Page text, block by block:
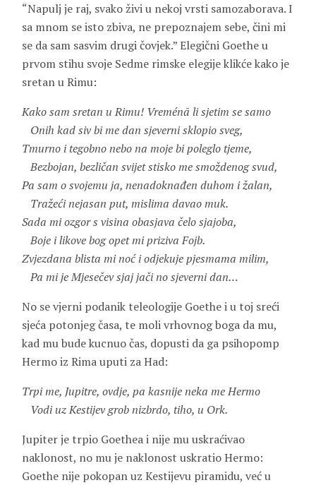
“Napulj je raj, svako živi u nekoj vrsti samozaborava. I
sa mnom se isto zbiva, ne prepoznajem sebe, čini mi
se da sam sasvim drugi čovjek.” Elegični Goethe u
prvom stihu svoje Sedme rimske elegije klikće kako je
sretan u Rimu:
Kako sam sretan u Rimu! Vreménā li sjetim se samo
Onih kad siv bi me dan sjeverni sklopio sveg,
Tmurno i tegobno nebo na moje bi poleglo tjeme,
Bezbojan, bezličan svijet stisko me smoždenog svud,
Pa sam o svojemu ja, nenadoknađen duhom i žalan,
Tražeći nejasan put, mislima davao muk.
Sada mi ozgor s visina obasjava čelo sjajoba,
Boje i likove bog opet mi priziva Fojb.
Zvjezdana blista mi noć i odjekuje pjesmama milim,
Pa mi je Mjesečev sjaj jači no sjeverni dan…
No se vjerni podanik teleologije Goethe i u toj sreći
sjeća potonjeg časa, te moli vrhovnog boga da mu,
kad mu bude kucnuo čas, dopusti da ga psihopomp
Hermo iz Rima uputi za Had:
Trpi me, Jupitre, ovdje, pa kasnije neka me Hermo
Vodi uz Kestijev grob nizbrdo, tiho, u Ork.
Jupiter je trpio Goethea i nije mu uskraćivao
naklonost, no mu je naklonost uskratio Hermo:
Goethe nije pokopan uz Kestijevu piramidu, već u